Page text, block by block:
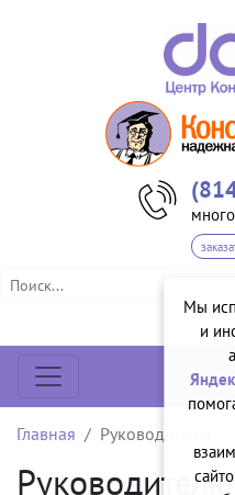
Главная Руководителю
Руководителю
Мы
и